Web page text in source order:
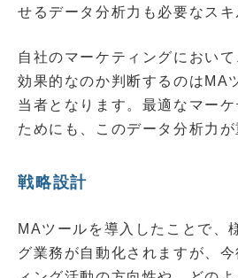
せるデータ分析力も必要なスキ
自社のマーケティングにおい
効果的なのか判断するのはMA
当者となります。最適なマー
ためにも、このデータ分析力が
戦略設計
MAツールを導入したことで、
グ業務が自動化されますが、